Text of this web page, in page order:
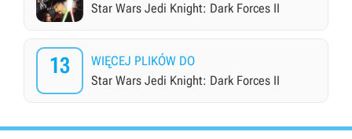
Star Wars Jedi Knight: Dark Forces II
13
WIĘCEJ PLIKÓW DO
Star Wars Jedi Knight: Dark Forces II